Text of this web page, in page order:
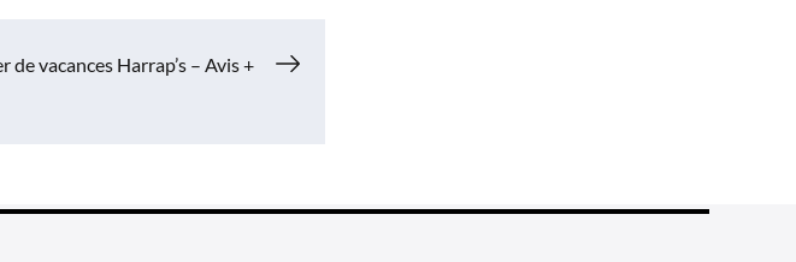
de vacances Harrap’s – Avis +